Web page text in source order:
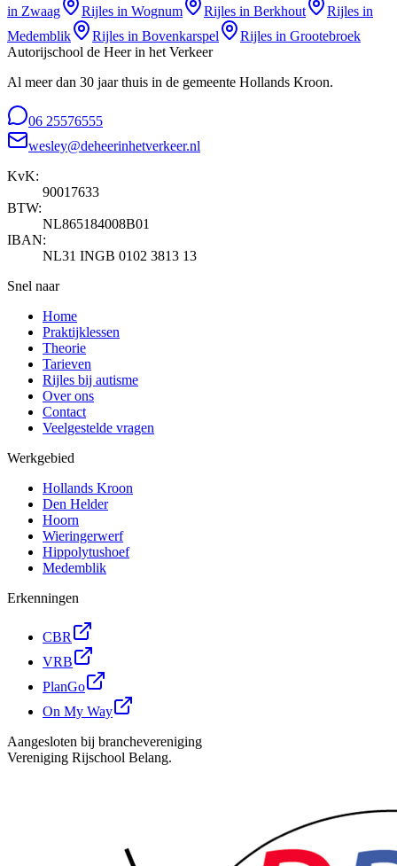
in Zwaag Rijles in Wognum Rijles in Berkhout
Rijles in
Medemblik
Rijles in Bovenkarspel Rijles in Grootebroek
Autorijschool de Heer in het Verkeer
Al meer dan 30 jaar thuis in de gemeente Hollands Kroon.
06 25576555
wesley@deheerinhetverkeer.nl
KvK:
90017633
BTW:
NL865184008B01
IBAN:
NL31 INGB 0102 3813 13
Snel naar
Home
Praktijklessen
Theorie
Tarieven
Rijles bij autisme
Over ons
Contact
Veelgestelde vragen
Werkgebied
Hollands Kroon
Den Helder
Hoorn
Wieringerwerf
Hippolytushoef
Medemblik
Erkenningen
CBR
VRB
PlanGo
On My Way
Aangesloten bij branchevereniging
Vereniging Rijschool Belang.